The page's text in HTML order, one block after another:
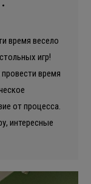
время весело
игр!
время
от процесса.
интересные